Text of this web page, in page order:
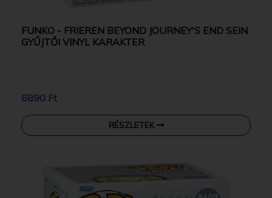
FUNKO - FRIEREN BEYOND JOURNEY'S END SEIN
GYŰJTŐI VINYL KARAKTER
6890 Ft
RÉSZLETEK